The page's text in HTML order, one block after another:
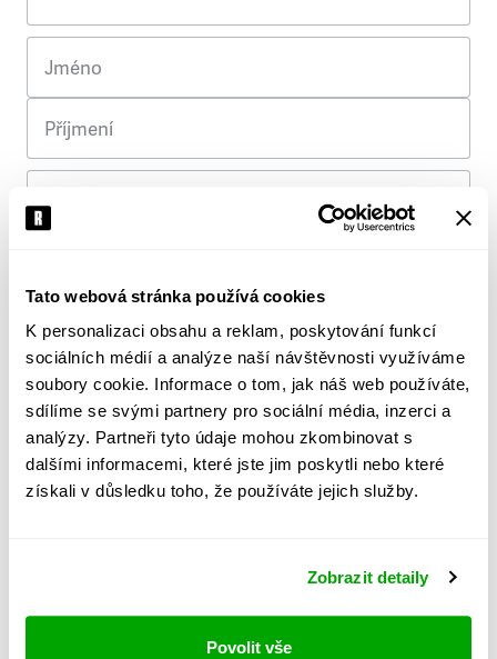
Tato webová stránka používá cookies
K personalizaci obsahu a reklam, poskytování funkcí
sociálních médií a analýze naší návštěvnosti využíváme
soubory cookie. Informace o tom, jak náš web používáte,
sdílíme se svými partnery pro sociální média, inzerci a
analýzy. Partneři tyto údaje mohou zkombinovat s
dalšími informacemi, které jste jim poskytli nebo které
získali v důsledku toho, že používáte jejich služby.
Zobrazit detaily
Povolit vše
Jméno
Příjmení
Ulice
Město
PSČ
Stát